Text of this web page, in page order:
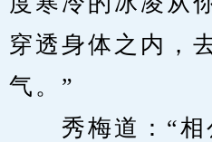
穿透身体之内，
气。”
秀梅道：“相